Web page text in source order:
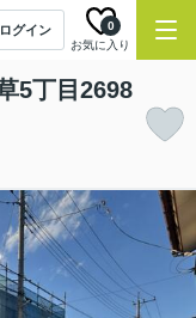
ログイン
お気に入り
0
5丁目2698